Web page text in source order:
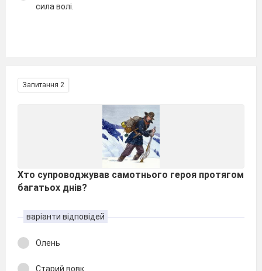
сила волі.
Запитання 2
Хто супроводжував самотнього героя протягом
багатьох днів?
варіанти відповідей
Олень
Старий вовк